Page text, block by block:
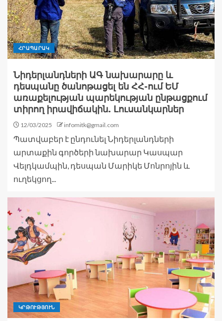
ՀՐԱՊԱՐԱԿ
Նիդերլանդների ԱԳ նախարարը և
դեսպանը ծանոթացել են ՀՀ-ում ԵՄ
առաքելության պարեկության ընթացքում
տիրող իրավիճակին. Լուսանկարներ
12/03/2025 infomitk@gmail.com
Պատվաբեր է ընդունել Նիդերլանդների
արտաքին գործերի նախարար Կասպար
Վելդկամպին, դեսպան Մարիկե Մոնրոյին և
ուղեկցող...
ԿՐԹՈՒԹՅՈՒՆ